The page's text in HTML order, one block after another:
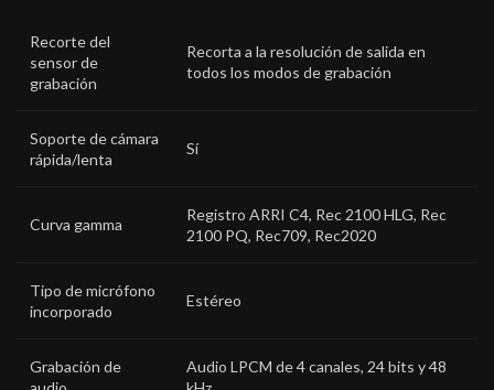
Recorte del
sensor de
grabación
Recorta a la resolución de salida en
todos los modos de grabación
Soporte de cámara
rápida/lenta
Sí
Curva gamma
Registro ARRI C4, Rec 2100 HLG, Rec
2100 PQ, Rec709, Rec2020
Tipo de micrófono
incorporado
Estéreo
Grabación de
Audio LPCM de 4 canales, 24 bits y 48